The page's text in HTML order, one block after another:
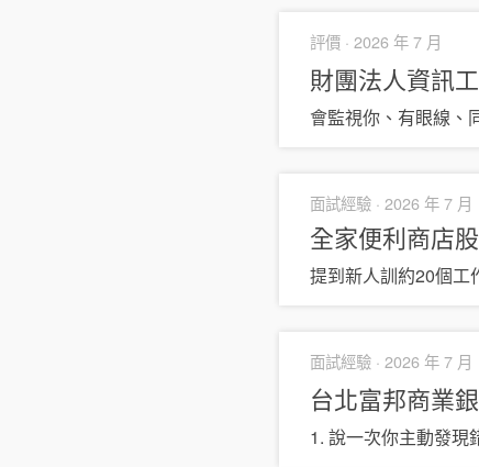
評價 · 2026 年 7 月
財團法人資訊
會監視你、有眼線、
面試經驗 · 2026 年 7 月
全家便利商店
提到新人訓約20個工
面試經驗 · 2026 年 7 月
台北富邦商業
1. 說一次你主動發現